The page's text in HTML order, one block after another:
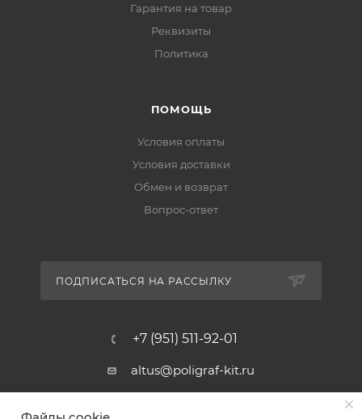
Гарантия на товар
Реквизиты
Политика
ПОМОЩЬ
Условия оплаты
Условия доставки
Обмен и возврат
Вопрос-ответ
ПОДПИСАТЬСЯ НА РАССЫЛКУ
+7 (951) 511-92-01
altus@poligraf-kit.ru